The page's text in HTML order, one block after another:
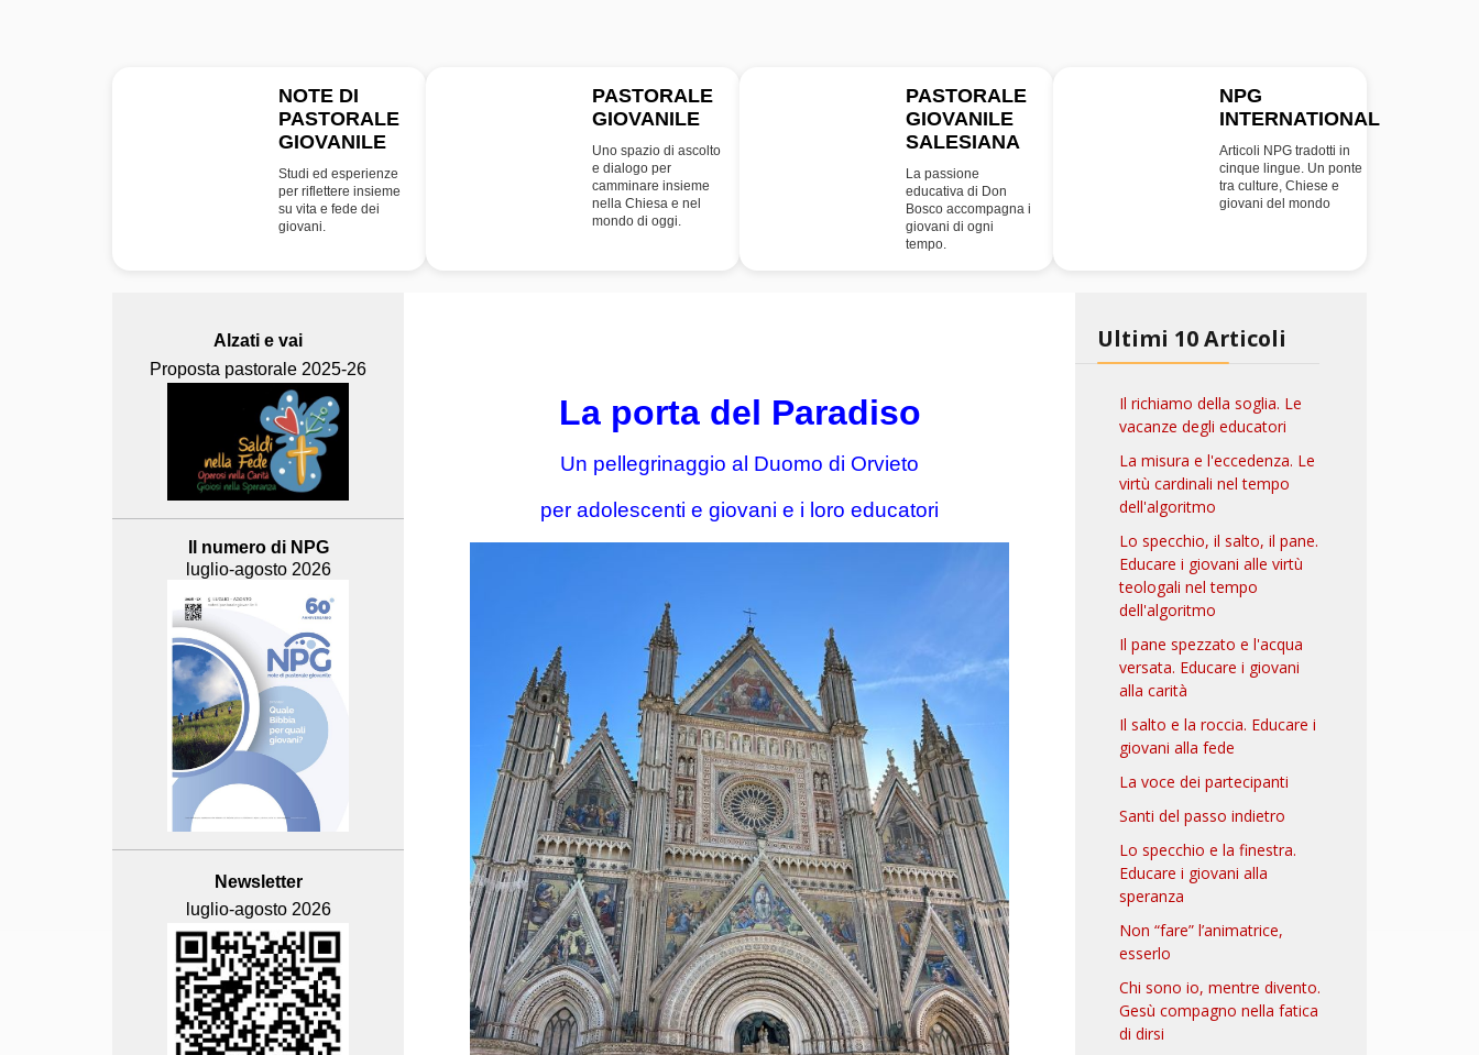
NOTE DI
PASTORALE
GIOVANILE
Studi ed esperienze
per riflettere insieme
su vita e fede dei
giovani.
PASTORALE
GIOVANILE
Uno spazio di ascolto
e dialogo per
camminare insieme
nella Chiesa e nel
mondo di oggi.
PASTORALE
GIOVANILE
SALESIANA
La passione
educativa di Don
Bosco accompagna i
giovani di ogni
tempo.
NPG
INTERNATIONAL
Articoli NPG tradotti in
cinque lingue. Un ponte
tra culture, Chiese e
giovani del mondo
Alzati e vai
Proposta pastorale 2025-26
Il numero di NPG
luglio-agosto 2026
Newsletter
luglio-agosto 2026
La porta del Paradiso
Un pellegrinaggio al Duomo di Orvieto
per adolescenti e giovani e i loro educatori
Ultimi 10 Articoli
Il richiamo della soglia. Le
vacanze degli educatori
La misura e l'eccedenza. Le
virtù cardinali nel tempo
dell'algoritmo
Lo specchio, il salto, il pane.
Educare i giovani alle virtù
teologali nel tempo
dell'algoritmo
Il pane spezzato e l'acqua
versata. Educare i giovani
alla carità
Il salto e la roccia. Educare i
giovani alla fede
La voce dei partecipanti
Santi del passo indietro
Lo specchio e la finestra.
Educare i giovani alla
speranza
Non “fare” l’animatrice,
esserlo
Chi sono io, mentre divento.
Gesù compagno nella fatica
di dirsi